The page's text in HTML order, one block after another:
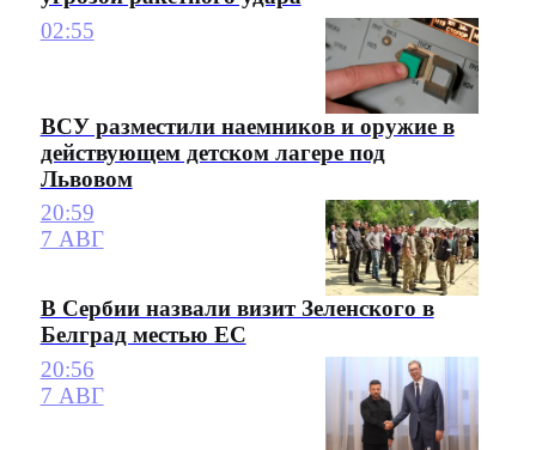
02:55
ВСУ разместили наемников и оружие в
действующем детском лагере под
Львовом
20:59
7 АВГ
В Сербии назвали визит Зеленского в
Белград местью ЕС
20:56
7 АВГ